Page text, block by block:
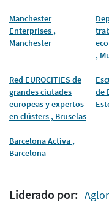
Manchester
Enterprises ,
Manchester
,
Red EUROCITIES de
grandes ciutades
europeas y expertos
en clústers , Bruselas
de
Barcelona Activa ,
Barcelona
Liderado por: